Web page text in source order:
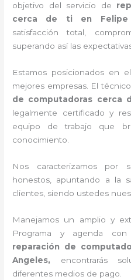
objetivo del servicio de
cerca de ti en Felipe
satisfacción total,
superando así las
Estamos posicionados en
mejores empresas. El
de computadoras cerca
legalmente certificado y
equipo de trabajo que
conocimiento.
Nos caracterizamos por
honestos, apuntando a la
clientes, siendo ustedes
Manejamos un amplio y
Programa y agenda
reparación de
Angeles, encontrarás
diferentes medios de pago.